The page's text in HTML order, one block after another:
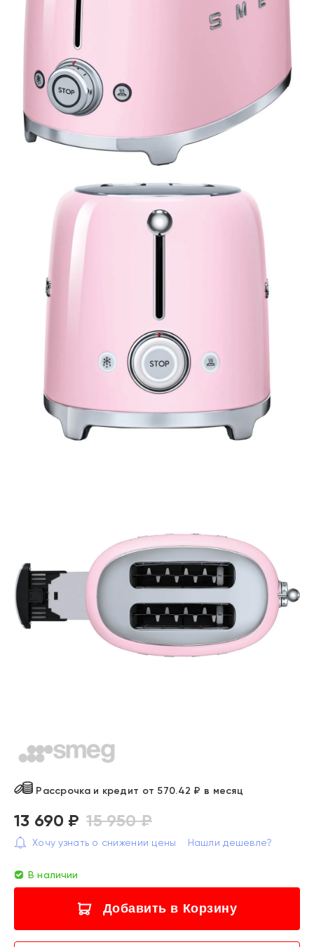
Рассрочка и кредит от 570.42 ₽ в месяц
13 690 ₽ 15 950 ₽
Хочу узнать о снижении цены Нашли дешевле?
В наличии
Добавить в Корзину